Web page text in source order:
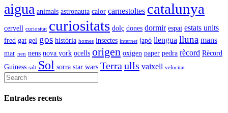
aigua animals astronauta calor carnestoltes catalunya
cervell curiositat curiositats dolç dones dormir espai estats units
fred gat gel gos història homes insectes internet japó llengua lluna mans
mar nen nens nova york ocells origen oxigen paper pedra rècord Rècord
Guiness salt Sol sorra star wars Terra ulls vaixell velocitat
Entrades recents